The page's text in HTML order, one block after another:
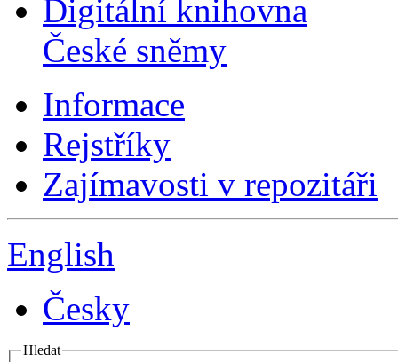
Digitální knihovna
České sněmy
Informace
Rejstříky
Zajímavosti v repozitáři
English
Česky
Hledat